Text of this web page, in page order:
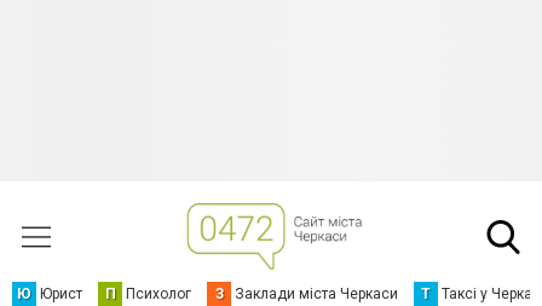
Ю Юрист П Психолог З Заклади міста Черкаси Т Таксі у